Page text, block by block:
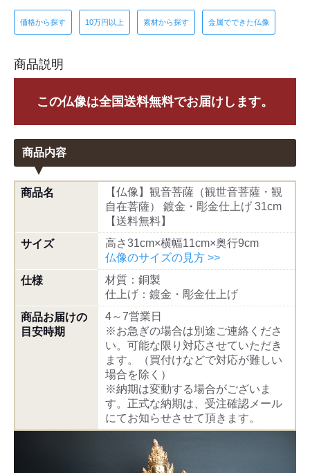
価格から探す 10万円以上 素材から探す 金属でできた仏像
商品説明
この仏像は全国送料無料でお届けします。
商品内容
商品名
【仏像】観音菩薩（観世音菩薩・観
自在菩薩） 鍍金・彫金仕上げ 31cm
【送料無料】
サイズ
高さ31cm×横幅11cm×奥行9cm
仏像のサイズの見方 >>
仕様
材質：銅製
仕上げ：鍍金・彫金仕上げ
商品お届けの
目安時期
4～7営業日
※お急ぎの場合は別途ご連絡くださ
い。可能な限り対応させていただき
ます。（買付けなどで対応が難しい
場合を除く）
※納期は変動する場合がございま
す。正式な納期は、受注確認メール
にてお知らせさせて頂きます。